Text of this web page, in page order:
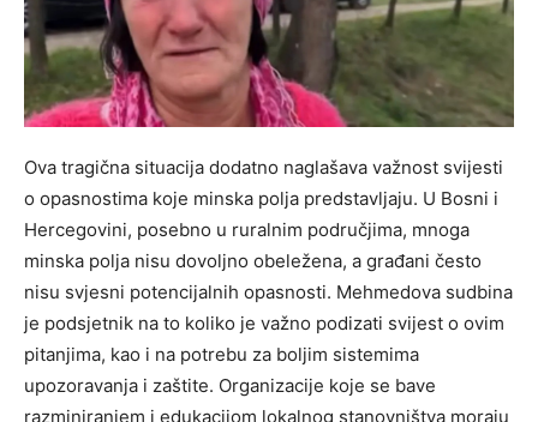
Ova tragična situacija dodatno naglašava važnost svijesti
o opasnostima koje minska polja predstavljaju. U Bosni i
Hercegovini, posebno u ruralnim područjima, mnoga
minska polja nisu dovoljno obeležena, a građani često
nisu svjesni potencijalnih opasnosti. Mehmedova sudbina
je podsjetnik na to koliko je važno podizati svijest o ovim
pitanjima, kao i na potrebu za boljim sistemima
upozoravanja i zaštite. Organizacije koje se bave
razminiranjem i edukacijom lokalnog stanovništva moraju